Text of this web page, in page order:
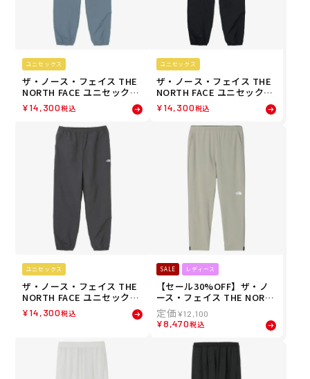
ユニセックス
ザ・ノース・フェイス THE
NORTH FACE ユニセックス
バーサタイルパンツ ロング
パンツ NB32651-SL 26SS
¥14,300税込
ユニセックス
ザ・ノース・フェイス THE
NORTH FACE ユニセックス
バーサタイルパンツ ロング
パンツ NB32651-K 26SS
¥14,300税込
ユニセックス
ザ・ノース・フェイス THE
NORTH FACE ユニセックス
バーサタイルパンツ ロング
パンツ NB32651-AG 26SS
¥14,300税込
SALE レディース
【セール30%OFF】ザ・ノ
ース・フェイス THE NORT
H FACE レディース フレキ
シブルロングパンツ NBW12
582-CL 26SS 春夏
¥12,100
¥8,470税込